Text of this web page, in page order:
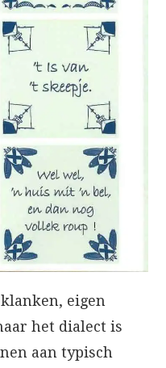
eigen
het dialect is
aan typisch